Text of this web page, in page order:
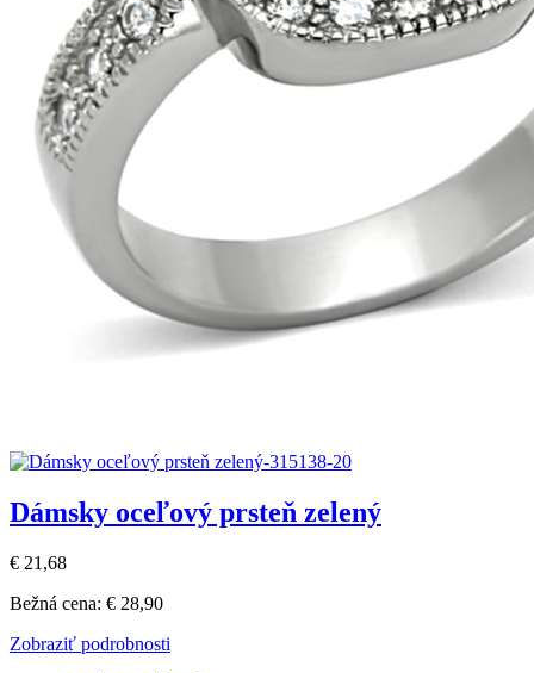
Dámsky oceľový prsteň zelený
€ 21,68
Bežná cena: € 28,90
Zobraziť podrobnosti